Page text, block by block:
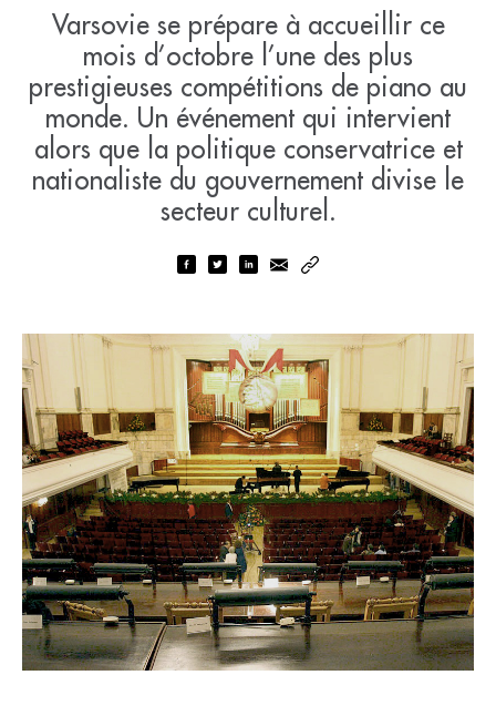
Varsovie se prépare à accueillir ce
mois d’octobre l’une des plus
prestigieuses compétitions de piano au
monde. Un événement qui intervient
alors que la politique conservatrice et
nationaliste du gouvernement divise le
secteur culturel.